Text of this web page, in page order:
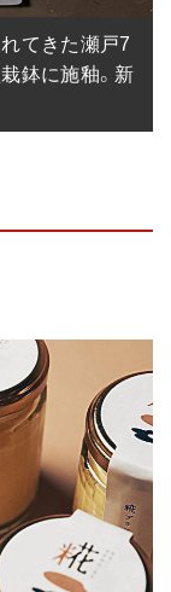
てきた瀬戸7
鉢に施釉。新